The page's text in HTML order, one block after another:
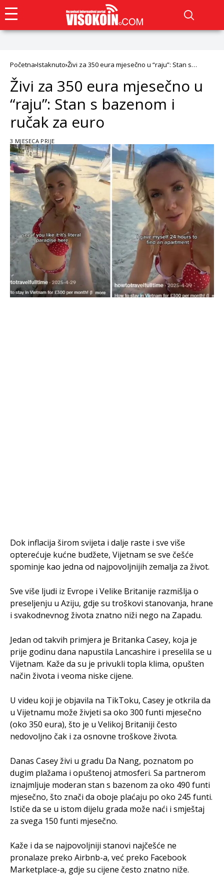
Početna Istaknuto Živi za 350 eura mjesečno u “raju”: Stan s
Živi za 350 eura mjesečno u
“raju”: Stan s bazenom i
ručak za euro
3 MJESECA PRIJE
Dok inflacija širom svijeta i dalje raste i sve više
opterećuje kućne budžete, Vijetnam se sve češće
spominje kao jedna od najpovoljnijih zemalja za život.
Sve više ljudi iz Evrope i Velike Britanije razmišlja o
preseljenju u Aziju, gdje su troškovi stanovanja, hrane
i svakodnevnog života znatno niži nego na Zapadu.
Jedan od takvih primjera je Britanka Casey, koja je
prije godinu dana napustila Lancashire i preselila se u
Vijetnam. Kaže da su je privukli topla klima, opušten
način života i veoma niske cijene.
U videu koji je objavila na TikToku, Casey je otkrila da
u Vijetnamu može živjeti sa oko 300 funti mjesečno
(oko 350 eura), što je u Velikoj Britaniji često
nedovoljno čak i za osnovne troškove života.
Danas Casey živi u gradu Da Nang, poznatom po
dugim plažama i opuštenoj atmosferi. Sa partnerom
iznajmljuje moderan stan s bazenom za oko 490 funti
mjesečno, što znači da oboje plaćaju po oko 245 funti.
Ističe da se u istom dijelu grada može naći i smještaj
za svega 150 funti mjesečno.
Kaže i da se najpovoljniji stanovi najčešće ne
pronalaze preko Airbnb-a, već preko Facebook
Marketplace-a, gdje su cijene često znatno niže.